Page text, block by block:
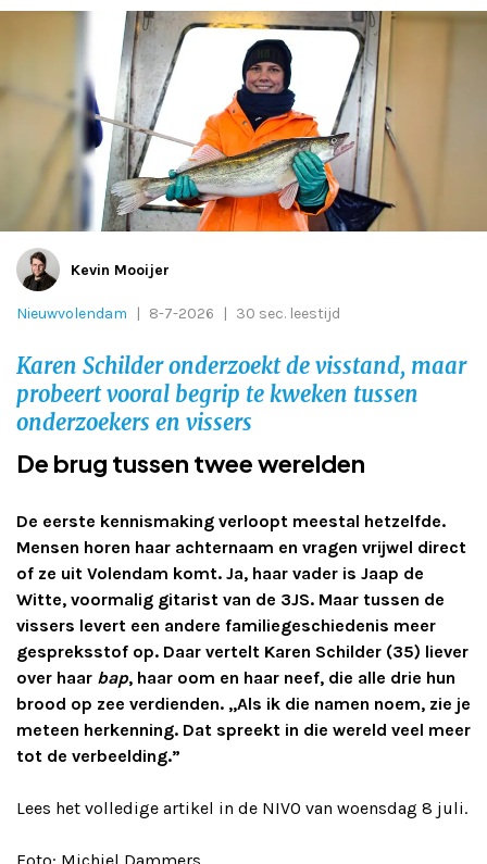
Adverteren
Adreswijziging
Contact
Kevin Mooijer
Nieuwvolendam | 8-7-2026 | 30 sec. leestijd
Karen Schilder onderzoekt de visstand, maar
probeert vooral begrip te kweken tussen
onderzoekers en vissers
De brug tussen twee werelden
De eerste kennismaking verloopt meestal hetzelfde.
Mensen horen haar achternaam en vragen vrijwel direct
of ze uit Volendam komt. Ja, haar vader is Jaap de
Witte, voormalig gitarist van de 3JS. Maar tussen de
vissers levert een andere familiegeschiedenis meer
gespreksstof op. Daar vertelt Karen Schilder (35) liever
over haar bap, haar oom en haar neef, die alle drie hun
brood op zee verdienden. ,,Als ik die namen noem, zie je
meteen herkenning. Dat spreekt in die wereld veel meer
tot de verbeelding.”
Lees het volledige artikel in de NIVO van woensdag 8 juli.